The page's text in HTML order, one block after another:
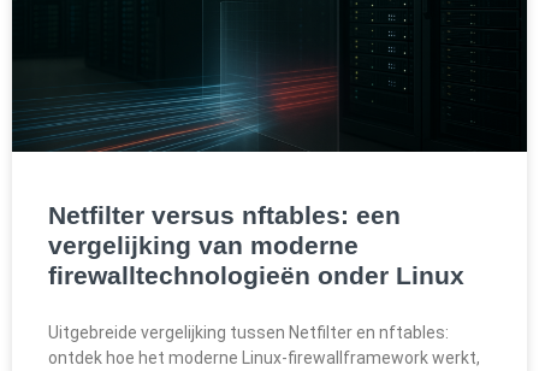
Netfilter versus nftables: een
vergelijking van moderne
firewalltechnologieën onder Linux
Uitgebreide vergelijking tussen Netfilter en nftables:
ontdek hoe het moderne Linux-firewallframework werkt,